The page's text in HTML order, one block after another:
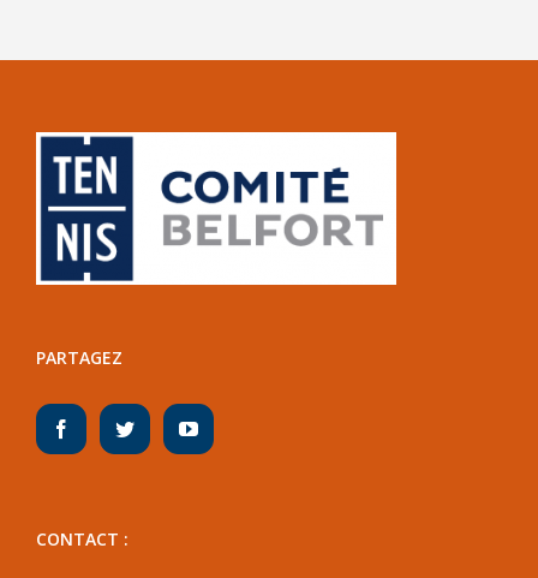
PARTAGEZ
CONTACT :